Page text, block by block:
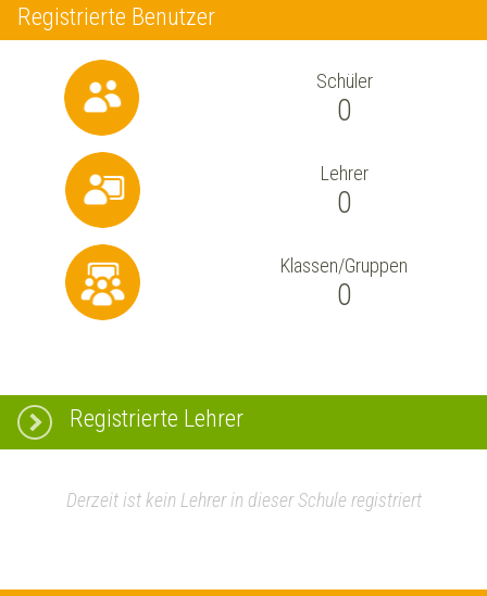
Registrierte Benutzer
Schüler
0
Lehrer
0
Klassen/Gruppen
0
Registrierte Lehrer
Derzeit ist kein Lehrer in dieser Schule registriert